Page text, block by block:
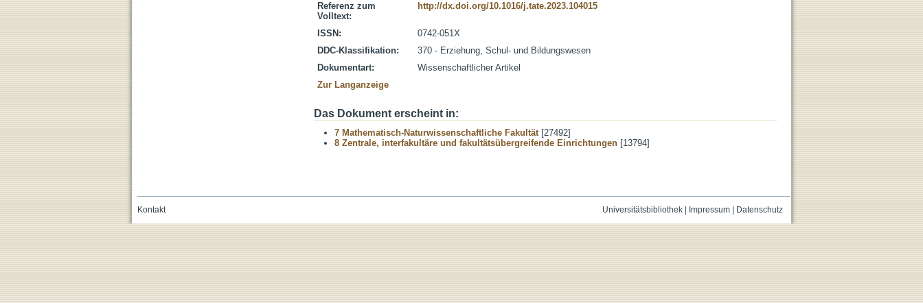
Referenz zum
Volltext:
http://dx.doi.org/10.1016/j.tate.2023.104015
ISSN:
0742-051X
DDC-Klassifikation:
370 - Erziehung, Schul- und Bildungswesen
Dokumentart:
Wissenschaftlicher Artikel
Zur Langanzeige
Das Dokument erscheint in:
7 Mathematisch-Naturwissenschaftliche Fakultät[27492]
8 Zentrale, interfakultäre und fakultätsübergreifende Einrichtungen [13794]
Universitätsbibliothek| Impressum| Datenschutz
Kontakt